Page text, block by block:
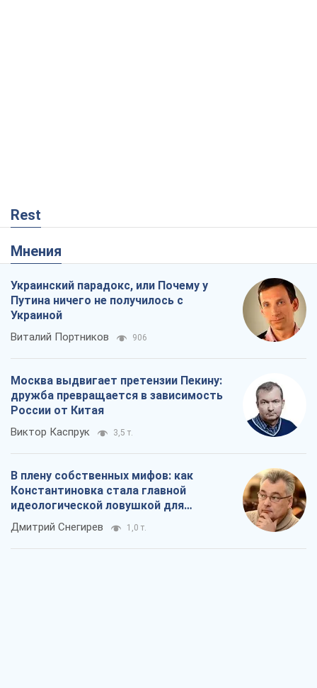
Rest
Мнения
Украинский парадокс, или Почему у
Путина ничего не получилось с
Украиной
Виталий Портников 906
Москва выдвигает претензии Пекину:
дружба превращается в зависимость
России от Китая
Виктор Каспрук 3,5 т.
В плену собственных мифов: как
Константиновка стала главной
идеологической ловушкой для
российских оккупантов
Дмитрий Снегирев 1,0 т.